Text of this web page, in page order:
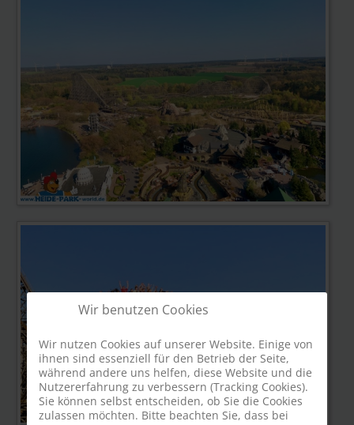
Wir benutzen Cookies
Wir nutzen Cookies auf unserer Website. Einige von
ihnen sind essenziell für den Betrieb der Seite,
während andere uns helfen, diese Website und die
Nutzererfahrung zu verbessern (Tracking Cookies).
Sie können selbst entscheiden, ob Sie die Cookies
zulassen möchten. Bitte beachten Sie, dass bei